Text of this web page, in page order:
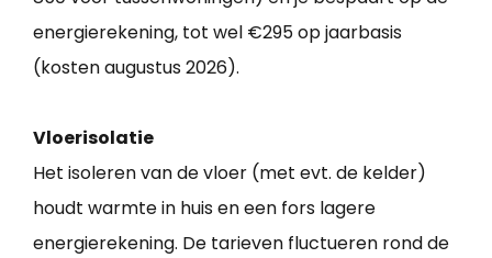
energierekening, tot wel €295 op jaarbasis
(kosten augustus 2026).
Vloerisolatie
Het isoleren van de vloer (met evt. de kelder)
houdt warmte in huis en een fors lagere
energierekening. De tarieven fluctueren rond de